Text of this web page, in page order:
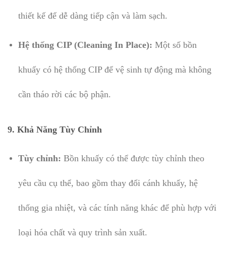
thiết kế để dễ dàng tiếp cận và làm sạch.
Hệ thống CIP (Cleaning In Place): Một số bồn
khuấy có hệ thống CIP để vệ sinh tự động mà không
cần tháo rời các bộ phận.
9. Khả Năng Tùy Chỉnh
Tùy chỉnh: Bồn khuấy có thể được tùy chỉnh theo
yêu cầu cụ thể, bao gồm thay đổi cánh khuấy, hệ
thống gia nhiệt, và các tính năng khác để phù hợp với
loại hóa chất và quy trình sản xuất.